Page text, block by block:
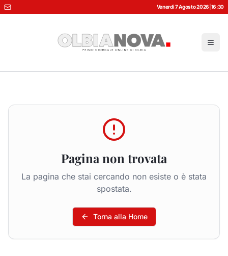
Venerdì 7 Agosto 2026 16:30
Pagina non trovata
La pagina che stai cercando non esiste o è stata
spostata.
Torna alla Home